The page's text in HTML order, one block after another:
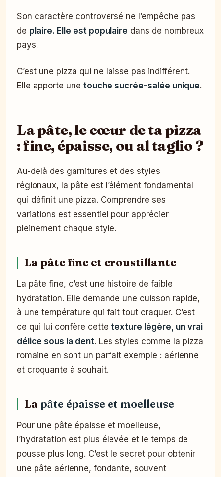
Son caractère controversé ne l’empêche pas
de plaire. Elle est populaire dans de nombreux
pays.
C’est une pizza qui ne laisse pas indifférent.
Elle apporte une touche sucrée-salée unique.
La pâte, le cœur de ta pizza
: fine, épaisse, ou al taglio ?
Au-delà des garnitures et des styles
régionaux, la pâte est l’élément fondamental
qui définit une pizza. Comprendre ses
variations est essentiel pour apprécier
pleinement chaque style.
La pâte fine et croustillante
La pâte fine, c’est une histoire de faible
hydratation. Elle demande une cuisson rapide,
à une température qui fait tout craquer. C’est
ce qui lui confère cette texture légère, un vrai
délice sous la dent. Les styles comme la pizza
romaine en sont un parfait exemple : aérienne
et croquante à souhait.
La pâte épaisse et moelleuse
Pour une pâte épaisse et moelleuse,
l’hydratation est plus élevée et le temps de
pousse plus long. C’est le secret pour obtenir
une pâte aérienne, fondante, souvent